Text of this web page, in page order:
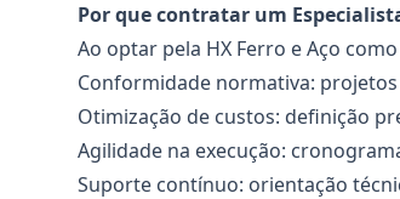
Por que contratar um
Ao optar pela HX Ferro e Aço
Conformidade normativa: projetos
Otimização de custos: definição
Agilidade na execução:
Suporte contínuo: orientação